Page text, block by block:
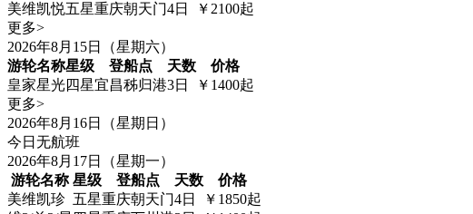
美维凯悦五星重庆朝天门4日
￥2100起
更多>
2026年8月15日（星期六）
游轮名称星级 登船点 天数
价格
皇家星光四星宜昌秭归港3日
￥1400起
更多>
2026年8月16日（星期日）
今日无航班
2026年8月17日（星期一）
游轮名称 星级 登船点 天数
价格
美维凯珍 五星重庆朝天门4日
￥1850起